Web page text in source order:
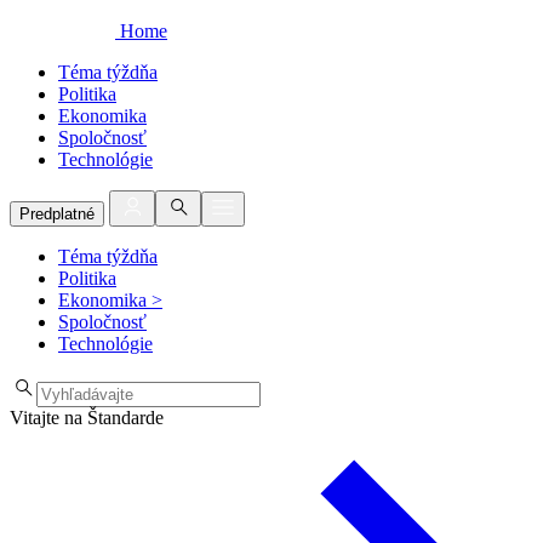
Home
Téma týždňa
Politika
Ekonomika
Spoločnosť
Technológie
Predplatné
Téma týždňa
Politika
Ekonomika >
Spoločnosť
Technológie
Vitajte na Štandarde